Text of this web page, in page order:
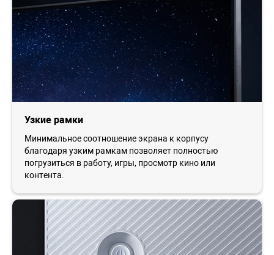
Узкие рамки
Минимальное соотношение экрана к корпусу
благодаря узким рамкам позволяет полностью
погрузиться в работу, игры, просмотр кино или
контента.